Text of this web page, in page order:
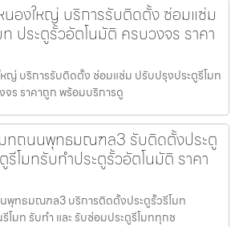
นองใหญ่ บริการรับติดตั้ง ซ่อมแซ่ม
ประตูรั้วอัตโนมัติ ครบวงจร ราคา
ญ่ บริการรับติดตั้ง ซ่อมแซ่ม ปรับปรุงประตูรีโมท
ร ราคาถูก พร้อมบริการดู
มทถนนพุทธมณฑล3 รับติดตั้งประตู
โมทรับทำประตูรั้วอัตโนมัติ ราคา
พุทธมณฑล3 บริการติดตั้งประตูรั้วรีโมท
โมท รับทำ และ รับซ่อมประตูรีโมททุกช